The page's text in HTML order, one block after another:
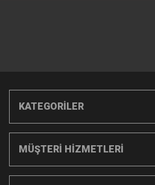
KATEGORİLER
MÜŞTERİ HİZMETLERİ